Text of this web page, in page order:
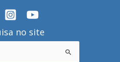
no site